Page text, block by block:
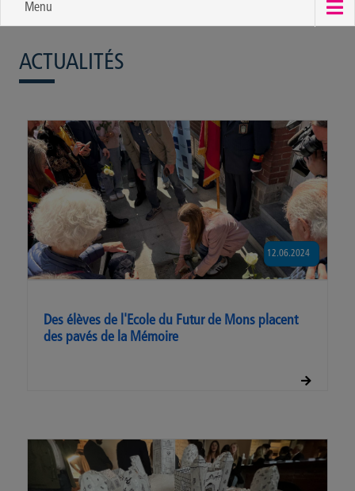
Menu
ACTUALITÉS
Des élèves de l'Ecole du Futur de Mons placent
des pavés de la Mémoire
12.06.2024